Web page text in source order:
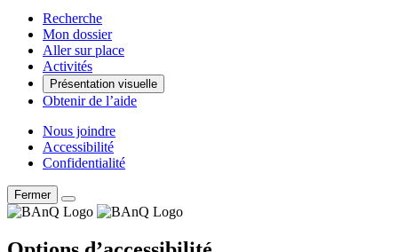
Recherche
Mon dossier
Aller sur place
Activités
Présentation visuelle
Obtenir de l’aide
Nous joindre
Accessibilité
Confidentialité
Fermer